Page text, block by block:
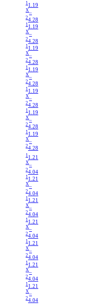
1 1.19
X–
24.28
1 1.19
X–
24.28
1 1.19
X–
24.28
1 1.19
X–
24.28
1 1.19
X–
24.28
1 1.19
X–
24.28
1 1.19
X–
24.28
1 1.21
X–
24.04
1 1.21
X–
24.04
1 1.21
X–
24.04
1 1.21
X–
24.04
1 1.21
X–
24.04
1 1.21
X–
24.04
1 1.21
X–
24.04